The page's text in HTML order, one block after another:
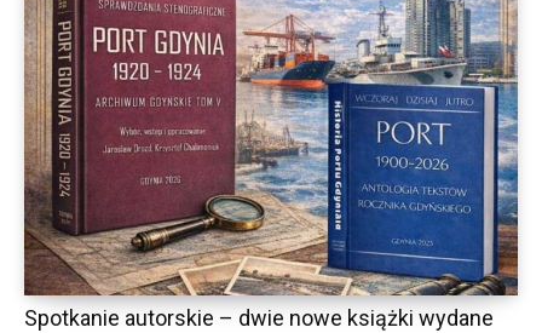
Spotkanie autorskie – dwie nowe książki wydane